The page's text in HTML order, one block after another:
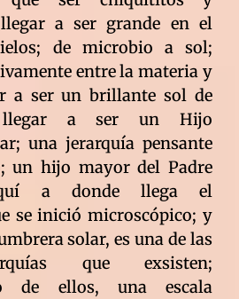
a ser grande en el
de microbio a sol;
entre la materia y
a ser un brillante sol de
llegar a ser un Hijo
una jerarquía pensante
un hijo mayor del Padre
a donde llega el
se inició microscópico; y
solar, es una de las
que exsisten;
de ellos, una escala